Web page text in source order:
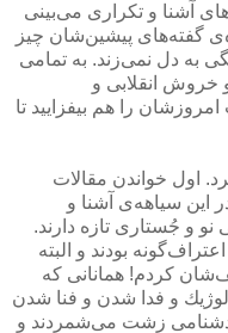
آشنا و تكراری می‌بینی
گفته‌های پیشین‌شان چیز
به دل نمی‌زند. به تمامی
انقلابی و
را هم بیفزایید تا
اول خواندن مقالات
این سیاهه‌ی آشنا و
نو و جُستاری تازه دارند.
بودند و البته
كردم! همانانی كه
و فدا شدن و فنا شدن
زشت می‌شمردند و